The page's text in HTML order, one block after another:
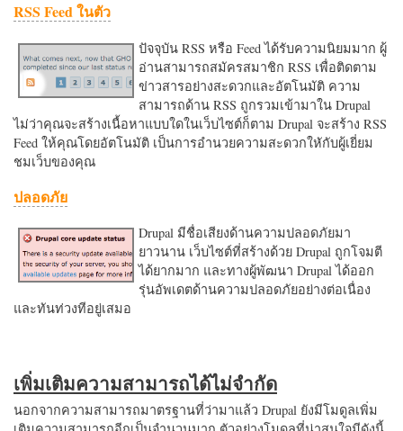
RSS Feed ในตัว
ปัจจุบัน RSS หรือ Feed ได้รับความนิยมมาก ผู้
อ่านสามารถสมัครสมาชิก RSS เพื่อติดตาม
ข่าวสารอย่างสะดวกและอัตโนมัติ ความ
สามารถด้าน RSS ถูกรวมเข้ามาใน Drupal
ไม่ว่าคุณจะสร้างเนื้อหาแบบใดในเว็บไซต์ก็ตาม Drupal จะสร้าง RSS
Feed ให้คุณโดยอัตโนมัติ เป็นการอำนวยความสะดวกใหักับผู้เยี่ยม
ชมเว็บของคุณ
ปลอดภัย
Drupal มีชื่อเสียงด้านความปลอดภัยมา
ยาวนาน เว็บไซต์ที่สร้างด้วย Drupal ถูกโจมตี
ได้ยากมาก และทางผู้พัฒนา Drupal ได้ออก
รุ่นอัพเดตด้านความปลอดภัยอย่างต่อเนื่อง
และทันท่วงทีอยู่เสมอ
เพิ่มเติมความสามารถได้ไม่จำกัด
นอกจากความสามารถมาตรฐานที่ว่ามาแล้ว Drupal ยังมีโมดูลเพิ่ม